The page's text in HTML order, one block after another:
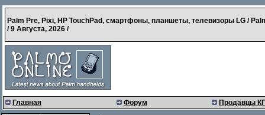
Palm Pre, Pixi, HP TouchPad, смартфоны, планшеты, телевизоры LG /
/9 Августа, 2026 /
Главная Форум Продавцы